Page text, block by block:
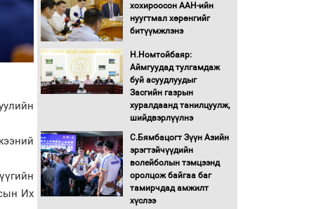
Их
хохироосон ААН-ийн
нуугтмал хөрөнгийг
битүүмжлэнэ
Н.Номтойбаяр:
Аймгуудад тулгамдаж
буй асуудлуудыг
Засгийн газрын
хуралдаанд танилцуулж,
шийдвэрлүүлнэ
С.Бямбацогт Зүүн Азийн
эрэгтэйчүүдийн
волейболын тэмцээнд
оролцож байгаа баг
тамирчдад амжилт
хүслээ